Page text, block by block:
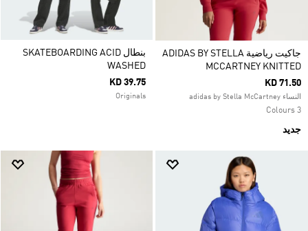
جاكيت رياضية ADIDAS BY STELLA
MCCARTNEY KNITTED
KD 71.50
النساء adidas by Stella McCartney
3 Colours
جديد
بنطال SKATEBOARDING ACID
WASHED
KD 39.75
Originals